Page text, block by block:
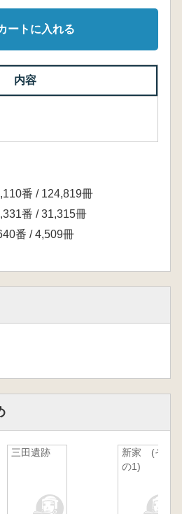
ートに入れる
内容
番 / 124,819冊
番 / 31,315冊
番 / 4,509冊
三田遺跡
新家 (そ
の1)